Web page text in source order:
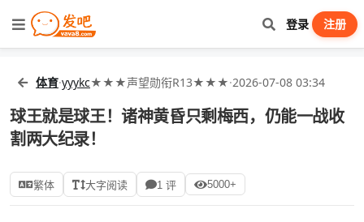
登录 注册
体育·yyykc★★★声望勋衔R13★★★·2026-07-08 03:34
球王就是球王！诸神黄昏只剩梅西，仍能一战收
割两大纪录！
繁体 大字阅读 1 评 5000+